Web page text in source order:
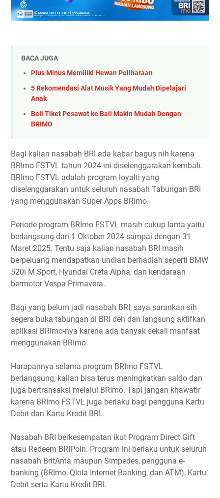
BACA JUGA
Plus Minus Memiliki Hewan Peliharaan
5 Rekomendasi Alat Musik Yang Mudah Dipelajari
Anak
Beli Tiket Pesawat ke Bali Makin Mudah Dengan
BRIMO
Bagi kalian nasabah BRI ada kabar bagus nih karena
BRImo FSTVL tahun 2024 ini diselenggarakan kembali.
BRImo FSTVL adalah program loyalti yang
diselenggarakan untuk seluruh nasabah Tabungan BRI
yang menggunakan Super Apps BRImo.
Periode program BRImo FSTVL masih cukup lama yaitu
berlangsung dari 1 Oktober 2024 sampai dengan 31
Maret 2025. Tentu saja kalian nasabah BRI masih
berpeluang mendapatkan undian berhadiah seperti BMW
520i M Sport, Hyundai Creta Alpha, dan kendaraan
bermotor Vespa Primavera.
Bagi yang belum jadi nasabah BRI, saya sarankan sih
segera buka tabungan di BRI deh dan langsung aktifkan
aplikasi BRImo-nya karena ada banyak sekali manfaat
menggunakan BRImo.
Harapannya selama program BRImo FSTVL
berlangsung, kalian bisa terus meningkatkan saldo dan
juga bertransaksi melalui BRImo. Tapi jangan khawatir
karena BRImo FSTVL juga berlaku bagi pengguna Kartu
Debit dan Kartu Kredit BRI.
Nasabah BRI berkesempatan ikut Program Direct Gift
atau Redeem BRIPoin. Program ini berlaku untuk seluruh
nasabah BritAma maupun Simpedes, pengguna e-
banking (BRImo, Qlola Internet Banking, dan ATM), Kartu
Debit serta Kartu Kredit BRI.